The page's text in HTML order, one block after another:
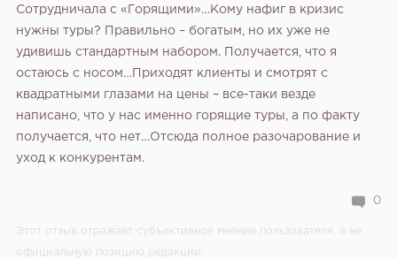
Сотрудничала с «Горящими»…Кому нафиг в кризис
нужны туры? Правильно – богатым, но их уже не
удивишь стандартным набором. Получается, что я
остаюсь с носом…Приходят клиенты и смотрят с
квадратными глазами на цены – все-таки везде
написано, что у нас именно горящие туры, а по факту
получается, что нет…Отсюда полное разочарование и
уход к конкурентам.
0
Этот отзыв отражает субъективное мнение пользователя, а не
официальную позицию редакции.